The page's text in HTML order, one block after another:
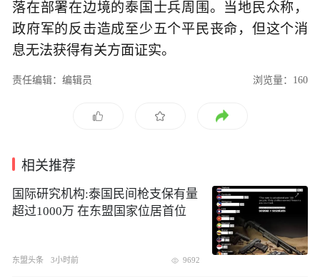
落在部署在边境的泰国士兵周围。当地民众称，
政府军的反击造成至少五个平民丧命，但这个消
息无法获得有关方面证实。
责任编辑：编辑员 浏览量：160
相关推荐
国际研究机构:泰国民间枪支保有量
超过1000万 在东盟国家位居首位
东盟头条 3小时前 9692